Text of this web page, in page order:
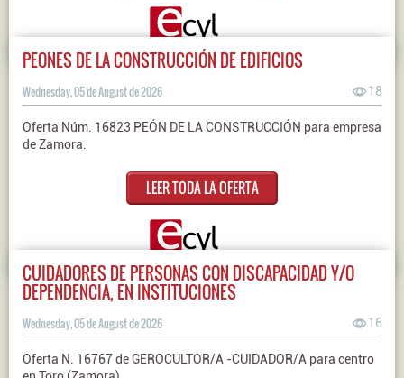
PEONES DE LA CONSTRUCCIÓN DE EDIFICIOS
Wednesday, 05 de August de 2026 18
Oferta Núm. 16823 PEÓN DE LA CONSTRUCCIÓN para empresa
de Zamora.
LEER TODA LA OFERTA
CUIDADORES DE PERSONAS CON DISCAPACIDAD Y/O
DEPENDENCIA, EN INSTITUCIONES
Wednesday, 05 de August de 2026 16
Oferta N. 16767 de GEROCULTOR/A -CUIDADOR/A para centro